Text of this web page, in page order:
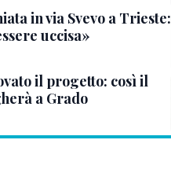
in via Svevo a Trieste:
uccisa»
il progetto: così il
a Grado